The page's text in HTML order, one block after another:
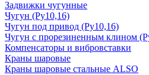
Задвижки чугунные
Чугун (Ру10,16)
Чугун под привод (Ру10,16)
Чугун с прорезиненным клином
Компенсаторы и вибровставки
Краны шаровые
Краны шаровые стальные ALSO